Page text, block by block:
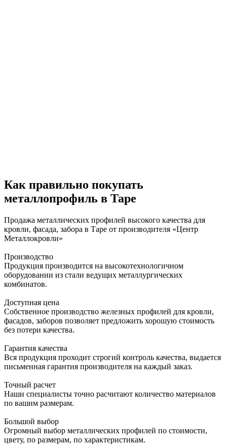
Как правильно покупать
металлопрофиль в Таре
Продажа металлических профилей высокого качества для
кровли, фасада, забора в Таре от производителя «Центр
Металлокровли»
Производство
Продукция производится на высокотехнологичном
оборудовании из стали ведущих металлургических
комбинатов.
Доступная цена
Собственное производство железных профилей для кровли,
фасадов, заборов позволяет предложить хорошую стоимость
без потери качества.
Гарантия качества
Вся продукция проходит строгий контроль качества, выдается
письменная гарантия производителя на каждый заказ.
Точный расчет
Наши специалисты точно расчитают количество материалов
по вашим размерам.
Большой выбор
Огромный выбор металлических профилей по стоимости,
цвету, по размерам, по характеристикам.